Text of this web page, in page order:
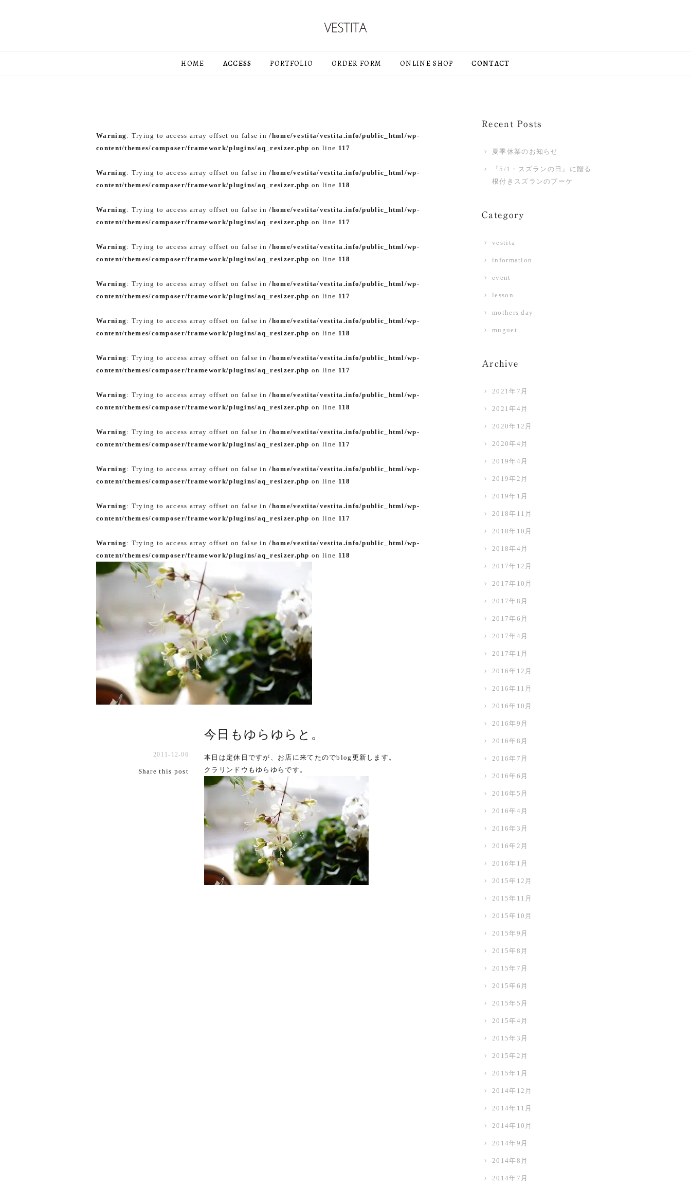
HOME ACCESS PORTFOLIO ORDER FORM ONLINE SHOP CONTACT
Warning : Trying to access array offset on false in/home/vestita/vestita.info/public_html/wp-
content/themes/composer/framework/plugins/aq_resizer.php on line 117
Warning : Trying to access array offset on false in/home/vestita/vestita.info/public_html/wp-
content/themes/composer/framework/plugins/aq_resizer.php on line 118
Warning : Trying to access array offset on false in/home/vestita/vestita.info/public_html/wp-
content/themes/composer/framework/plugins/aq_resizer.php on line 117
Warning : Trying to access array offset on false in/home/vestita/vestita.info/public_html/wp-
content/themes/composer/framework/plugins/aq_resizer.php on line 118
Warning : Trying to access array offset on false in/home/vestita/vestita.info/public_html/wp-
content/themes/composer/framework/plugins/aq_resizer.php on line 117
Warning : Trying to access array offset on false in/home/vestita/vestita.info/public_html/wp-
content/themes/composer/framework/plugins/aq_resizer.php on line 118
Warning : Trying to access array offset on false in/home/vestita/vestita.info/public_html/wp-
content/themes/composer/framework/plugins/aq_resizer.php on line 117
Warning : Trying to access array offset on false in/home/vestita/vestita.info/public_html/wp-
content/themes/composer/framework/plugins/aq_resizer.php on line 118
Warning : Trying to access array offset on false in/home/vestita/vestita.info/public_html/wp-
content/themes/composer/framework/plugins/aq_resizer.php on line 117
Warning : Trying to access array offset on false in/home/vestita/vestita.info/public_html/wp-
content/themes/composer/framework/plugins/aq_resizer.php on line 118
Warning : Trying to access array offset on false in/home/vestita/vestita.info/public_html/wp-
content/themes/composer/framework/plugins/aq_resizer.php on line 117
Warning : Trying to access array offset on false in/home/vestita/vestita.info/public_html/wp-
content/themes/composer/framework/plugins/aq_resizer.php on line 118
今日もゆらゆらと。
2011-12-06
Share this post
本日は定休日ですが、お店に来てたのでblog更新します。
クラリンドウもゆらゆらです。
Recent Posts
夏季休業のお知らせ
『5/1・スズランの日』に贈る
根付きスズランのブーケ
Category
vestita
information
event
lesson
mothers day
muguet
Archive
2021年7月
2021年4月
2020年12月
2020年4月
2019年4月
2019年2月
2019年1月
2018年11月
2018年10月
2018年4月
2017年12月
2017年10月
2017年8月
2017年6月
2017年4月
2017年1月
2016年12月
2016年11月
2016年10月
2016年9月
2016年8月
2016年7月
2016年6月
2016年5月
2016年4月
2016年3月
2016年2月
2016年1月
2015年12月
2015年11月
2015年10月
2015年9月
2015年8月
2015年7月
2015年6月
2015年5月
2015年4月
2015年3月
2015年2月
2015年1月
2014年12月
2014年11月
2014年10月
2014年9月
2014年8月
2014年7月